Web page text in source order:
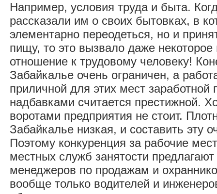
Например, условия труда и быта.
рассказали им о своих бытовках, в
элементарно переодеться, но и
пищу, то это вызвало даже некоторое
отношение к трудовому человеку!
Забайкалье очень ограничен, а
приличной для этих мест
надбавками считается престижной.
воротами предприятия не стоит.
Забайкалье низкая, и составить эту
Поэтому конкуренция за рабочие
местных служб занятости
менеджеров по продажам и
вообще только водителей и